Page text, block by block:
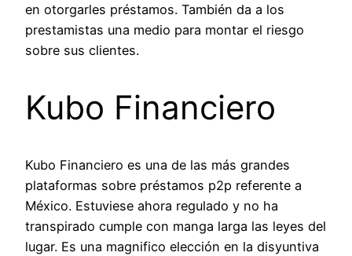
en otorgarles préstamos. También da a los
prestamistas una medio para montar el riesgo
sobre sus clientes.
Kubo Financiero
Kubo Financiero es una de las más grandes
plataformas sobre préstamos p2p referente a
México. Estuviese ahora regulado y no ha
transpirado cumple con manga larga las leyes del
lugar. Es una magnifico elección en la disyuntiva